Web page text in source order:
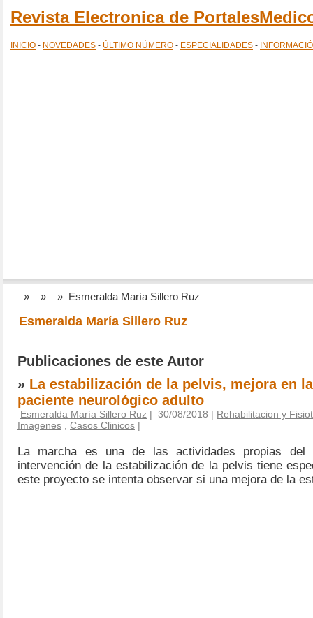
Revista Electronica de
INICIO - NOVEDADES - ÚLTIMO NÚMERO - ESPECIALIDADES -
» » » Esmeralda María Sillero Ruz
Esmeralda María Sillero Ruz
Publicaciones de este Autor
» La estabilización de la pelvis, mejora en
paciente neurológico adulto
Esmeralda María Sillero Ruz | 30/08/2018 | Rehabilitacion y
Imagenes
Casos Clinicos |
La marcha es una de las actividades propias
intervención de la estabilización de la pelvis tiene
este proyecto se intenta observar si una mejora de la